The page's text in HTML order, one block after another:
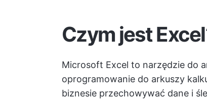
Czym jest
Microsoft Excel to narzędzie do
oprogramowanie do arkuszy
biznesie przechowywać dane i